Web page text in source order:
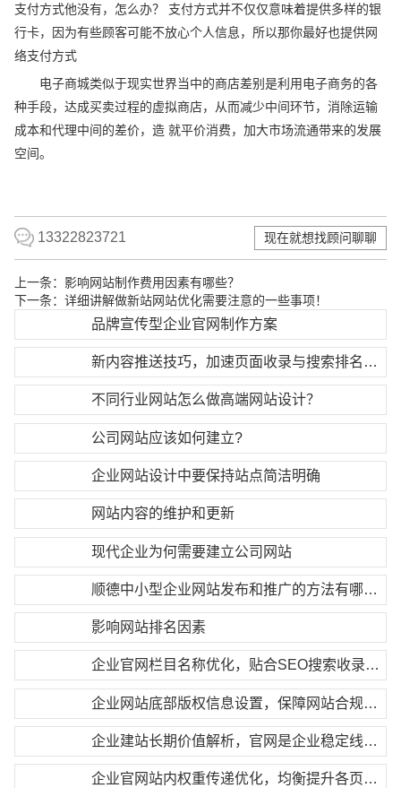
支付方式他没有，怎么办？ 支付方式并不仅仅意味着提供多样的银
行卡，因为有些顾客可能不放心个人信息，所以那你最好也提供网
络支付方式
电子商城类似于现实世界当中的商店差别是利用电子商务的各
种手段，达成买卖过程的虚拟商店，从而减少中间环节，消除运输
成本和代理中间的差价，造 就平价消费，加大市场流通带来的发展
空间。
13322823721 现在就想找顾问聊聊
上一条： 影响网站制作费用因素有哪些？
下一条：详细讲解做新站网站优化需要注意的一些事项！
品牌宣传型企业官网制作方案
新内容推送技巧，加速页面收录与搜索排名更新
不同行业网站怎么做高端网站设计？
公司网站应该如何建立?
企业网站设计中要保持站点简洁明确
网站内容的维护和更新
现代企业为何需要建立公司网站
顺德中小型企业网站发布和推广的方法有哪些?
影响网站排名因素
企业官网栏目名称优化，贴合SEO搜索收录规则
企业网站底部版权信息设置，保障网站合规合法运营
企业建站长期价值解析，官网是企业稳定线上资产
企业官网站内权重传递优化，均衡提升各页面排名